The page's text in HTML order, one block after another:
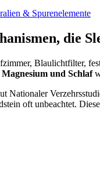
& Spurenelemente
die
Blaulichtfilter,
Magnesium und Schlaf
Nationaler
oft unbeachtet.